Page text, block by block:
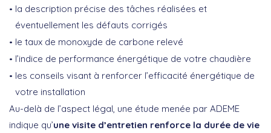
la description précise des tâches réalisées et
éventuellement les défauts corrigés
le taux de monoxyde de carbone relevé
l’indice de performance énergétique de votre chaudière
les conseils visant à renforcer l’efficacité énergétique de
votre installation
Au-delà de l’aspect légal, une étude menée par ADEME
indique qu’une visite d’entretien renforce la durée de vie